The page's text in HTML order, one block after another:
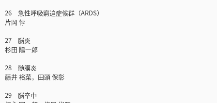
26 急性呼吸窮迫症候群（ARDS）
片岡 惇
27 脳炎
杉田 陽一郎
28 髄膜炎
藤井 裕菜，田頭 保彰
29 脳卒中